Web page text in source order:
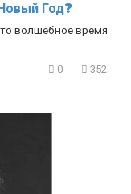
Год❓
волшебное время
0 352